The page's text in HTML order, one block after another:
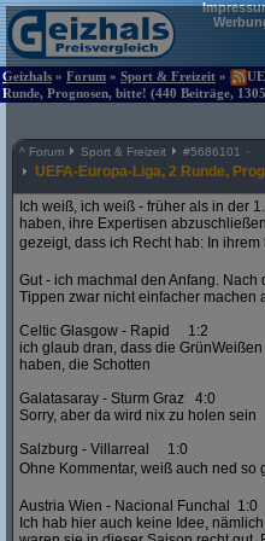
Geizhals » Forum » Sport & Freizeit »
Runde, Prognosen, bitte! (440 Beiträge,
^ Forum Sport & Freizeit #5686101
UEFA-Europa-Liga, 2 Runde,
Ich weiß, ich weiß - früher als in der
haben, ihre Expertisen
gezeigt, dass ich Recht hab: In
Gut - ich machmal den Anfang.
Tippen zwar nicht einfacher machen
Celtic Glasgow - Rapid 1:2
ich glaub dran, dass die
haben, die Schotten
Galatasaray - Sturm Graz 4:0
Sorry, aber da wird nix zu holen sein
Salzburg - Villarreal 1:0
Ohne Kommentar, weiß auch ned so
Austria Wien - Nacional Funchal 1:0
Ich hab hier auch keine Idee,